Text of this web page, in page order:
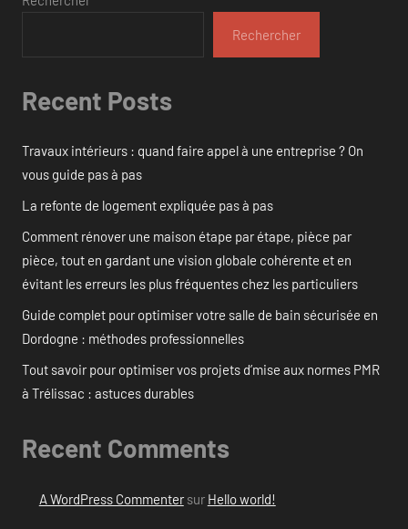
Rechercher
Recent Posts
Travaux intérieurs : quand faire appel à une entreprise ? On
vous guide pas à pas
La refonte de logement expliquée pas à pas
Comment rénover une maison étape par étape, pièce par
pièce, tout en gardant une vision globale cohérente et en
évitant les erreurs les plus fréquentes chez les particuliers
Guide complet pour optimiser votre salle de bain sécurisée en
Dordogne : méthodes professionnelles
Tout savoir pour optimiser vos projets d’mise aux normes PMR
à Trélissac : astuces durables
Recent Comments
A WordPress Commentersur Hello world!